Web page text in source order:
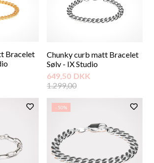
Bracelet
Chunky curb matt Bracelet
Sølv - IX Studio
649,50 DKK
1.299,00
- 50%